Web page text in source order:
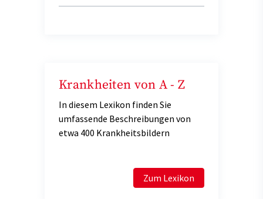
Krankheiten von A - Z
In diesem Lexikon finden Sie
umfassende Beschreibungen von
etwa 400 Krankheitsbildern
Zum Lexikon